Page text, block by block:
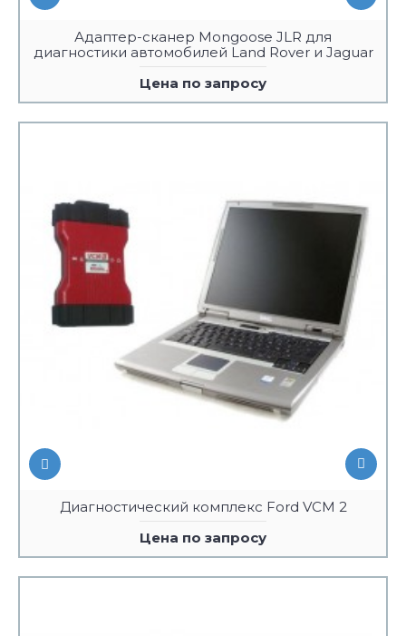
Адаптер-сканер Mongoose JLR для
диагностики автомобилей Land Rover и Jaguar
Цена по запросу
Диагностический комплекс Ford VCM 2
Цена по запросу